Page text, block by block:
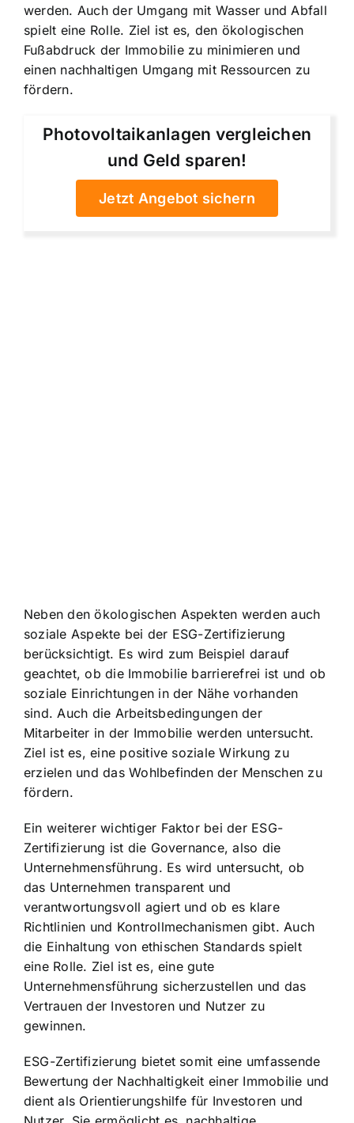
werden. Auch der Umgang mit Wasser und Abfall
spielt eine Rolle. Ziel ist es, den ökologischen
Fußabdruck der Immobilie zu minimieren und
einen nachhaltigen Umgang mit Ressourcen zu
fördern.
Photovoltaikanlagen vergleichen
und Geld sparen!
Jetzt Angebot sichern
Neben den ökologischen Aspekten werden auch
soziale Aspekte bei der ESG-Zertifizierung
berücksichtigt. Es wird zum Beispiel darauf
geachtet, ob die Immobilie barrierefrei ist und ob
soziale Einrichtungen in der Nähe vorhanden
sind. Auch die Arbeitsbedingungen der
Mitarbeiter in der Immobilie werden untersucht.
Ziel ist es, eine positive soziale Wirkung zu
erzielenund das Wohlbefinden der Menschen zu
fördern.
Ein weiterer wichtiger Faktor bei der ESG-
Zertifizierung ist die Governance, also die
Unternehmensführung. Es wird untersucht, ob
das Unternehmen transparent und
verantwortungsvoll agiert und ob es klare
Richtlinien und Kontrollmechanismen gibt. Auch
die Einhaltung von ethischen Standards spielt
eine Rolle. Ziel ist es, eine gute
Unternehmensführung sicherzustellen und das
Vertrauen der Investoren und Nutzer zu
gewinnen.
ESG-Zertifizierung bietet somit eine umfassende
Bewertung der Nachhaltigkeit einer Immobilie und
dient als Orientierungshilfe für Investoren und